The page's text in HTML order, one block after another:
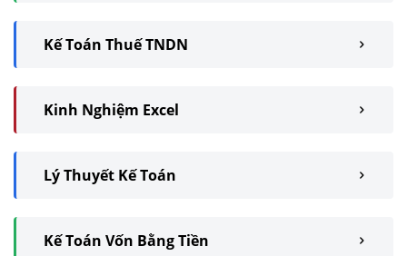
Kế Toán Thuế TNDN
Kinh Nghiệm Excel
Lý Thuyết Kế Toán
Kế Toán Vốn Bằng Tiền